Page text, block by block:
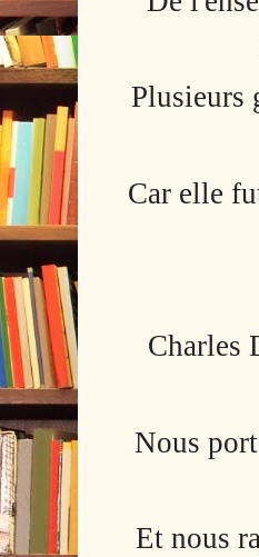
Plusieurs
Car elle
Charles
Nous
Et nous